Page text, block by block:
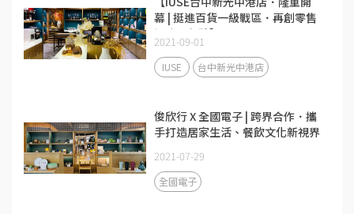
幕 | 挺進百貨一級戰區．再創零售
通路里程碑】
2021-09-01
IUSE 台中新光中港店
俊欣行 X 全國電子 | 跨界合作．攜
手打造居家生活、餐飲文化新視界
2021-07-29
全國電子